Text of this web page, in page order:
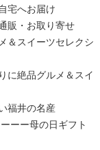
宅へお届け
販・お取り寄せ
＆スイーツセレクシ
に絶品グルメ＆スイ
福井の名産
ーー母の日ギフト